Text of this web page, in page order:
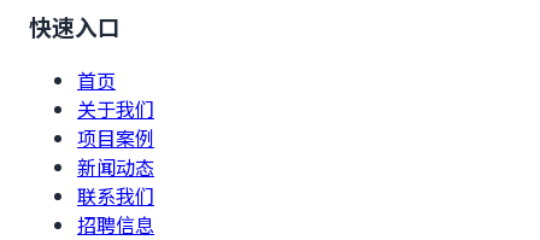
快速入口
首页
关于我们
项目案例
新闻动态
联系我们
招聘信息